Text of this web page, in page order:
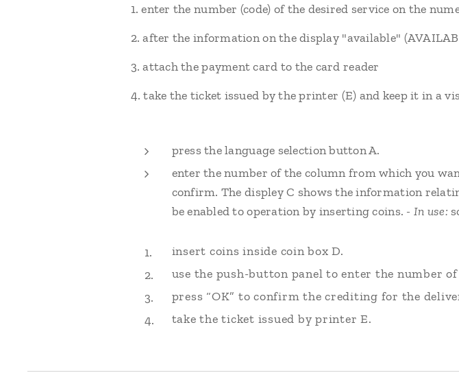
1. enter the number (code) of the desired service on the
2. after the information on the display "available"
3. attach the payment card to the card reader
4. take the ticket issued by the printer (E) and keep it in a
press the language selection button A.
enter the number of the column from which you
confirm. The displey C shows the information
be enabled to operation by inserting coins. - In use:
insert coins inside coin box D.
use the push-button panel to enter the number
press “OK” to confirm the crediting for the
take the ticket issued by printer E.